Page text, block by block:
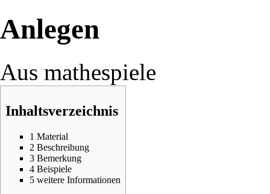
Anlegen
Aus mathespiele
Inhaltsverzeichnis
1 Material
2 Beschreibung
3 Bemerkung
4 Beispiele
5 weitere Informationen